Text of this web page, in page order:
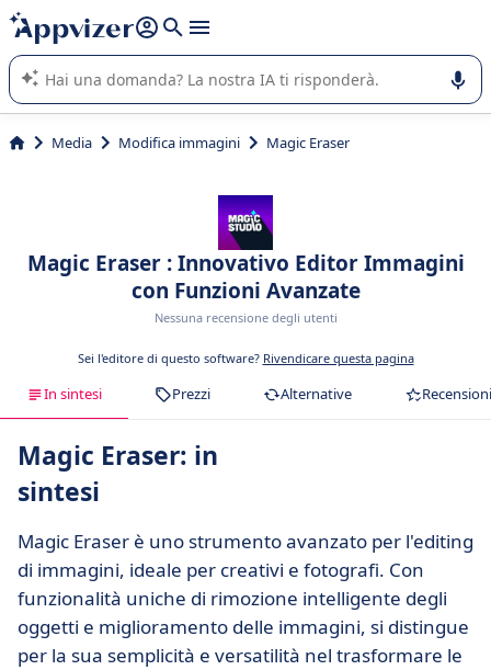
righe con
shift + enter
L'IA di Appvizer vi guida nell'utilizzo o nella scelta di un
software SaaS per la vostra azienda.
Media Modifica immagini Magic Eraser
Magic Eraser : Innovativo Editor Immagini
con Funzioni Avanzate
Nessuna recensione degli utenti
Sei l'editore di questo software? Rivendicare questa pagina
In sintesi Prezzi Alternative Recensioni
Magic Eraser: in
sintesi
Magic Eraser è uno strumento avanzato per l'editing
di immagini, ideale per creativi e fotografi. Con
funzionalità uniche di rimozione intelligente degli
oggetti e miglioramento delle immagini, si distingue
per la sua semplicità e versatilità nel trasformare le